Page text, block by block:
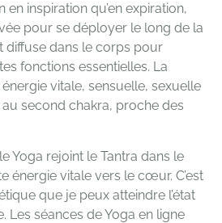
en inspiration qu’en expiration,
pour se déployer le long de la
diffuse dans le corps pour
fonctions essentielles. La
vitale, sensuelle, sexuelle
second chakra, proche des
Yoga rejoint le Tantra dans le
énergie vitale vers le cœur. C’est
que je peux atteindre l’état
Les séances de Yoga en ligne